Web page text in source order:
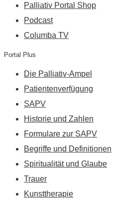
Palliativ Portal Shop
Podcast
Columba TV
Portal Plus
Die Palliativ-Ampel
Patientenverfügung
SAPV
Historie und Zahlen
Formulare zur SAPV
Begriffe und Definitionen
Spiritualität und Glaube
Trauer
Kunsttherapie